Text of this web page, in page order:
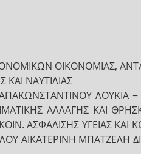
ΟΙΚΟΝΟΜΙΑΣ,
ΝΑΥΤΙΛΙΑΣ
ΛΟΥΚΙΑ −
ΑΛΛΑΓΗΣ ΚΑΙ
ΑΣΦΑΛΙΣΗΣ ΥΓΕΙΑΣ
ΑΙΚΑΤΕΡΙΝΗ ΜΠΑΤΖΕΛΗ